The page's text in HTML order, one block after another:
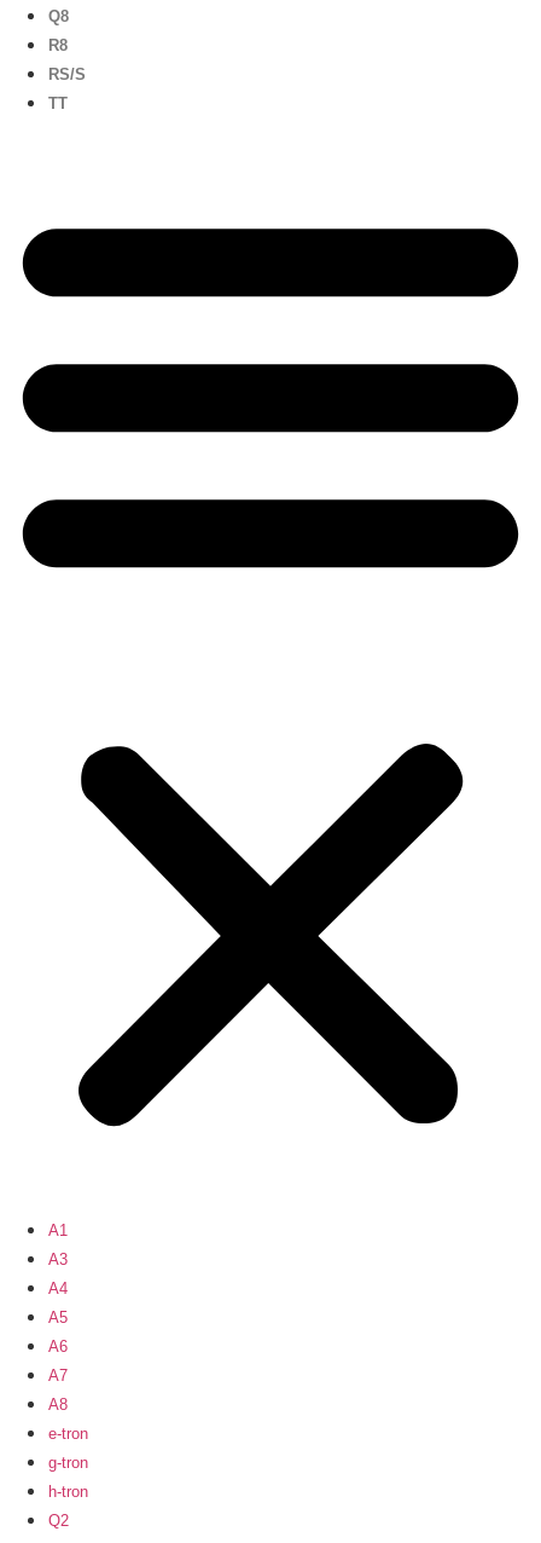
Q8
R8
RS/S
TT
A1
A3
A4
A5
A6
A7
A8
e-tron
g-tron
h-tron
Q2